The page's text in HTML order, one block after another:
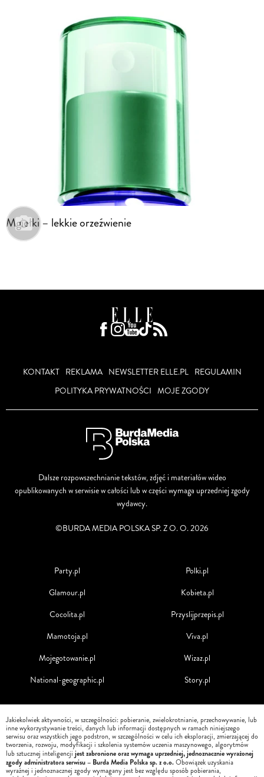
Mgiełki – lekkie orzeźwienie
KONTAKT REKLAMA NEWSLETTER ELLE.PL
REGULAMIN
POLITYKA PRYWATNOŚCI MOJE ZGODY
Dalsze rozpowszechnianie tekstów, zdjęć i materiałów wideo
opublikowanych w serwisie w całości lub w części wymaga uprzedniej zgody
wydawcy.
©BURDA MEDIA POLSKA SP. Z O. O. 2026
Party.pl
Glamour.pl
Cocolita.pl
Mamotoja.pl
Mojegotowanie.pl
National-geographic.pl
Polki.pl
Kobieta.pl
Przyslijprzepis.pl
Viva.pl
Wizaz.pl
Story.pl
Jakiekolwiek aktywności, w szczególności: pobieranie, zwielokrotnianie, przechowywanie, lub
inne wykorzystywanie treści, danych lub informacji dostępnych w ramach niniejszego
serwisu oraz wszystkich jego podstron, w szczególności w celu ich eksploracji, zmierzającej do
tworzenia, rozwoju, modyfikacji i szkolenia systemów uczenia maszynowego, algorytmów
lub sztucznej inteligencji jest zabronione oraz wymaga uprzedniej, jednoznacznie wyrażonej
zgody administratora serwisu – Burda Media Polska sp. z o.o.Obowiązek uzyskania
wyraźnej i jednoznacznej zgody wymagany jest bez względu sposób pobierania,